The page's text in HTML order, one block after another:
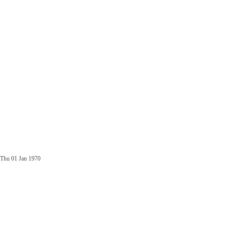
Thu 01 Jan 1970